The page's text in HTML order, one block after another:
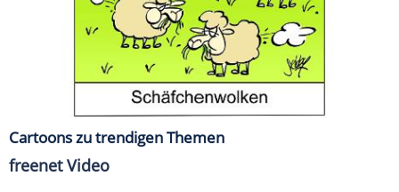
Cartoons zu trendigen Themen
freenet Video